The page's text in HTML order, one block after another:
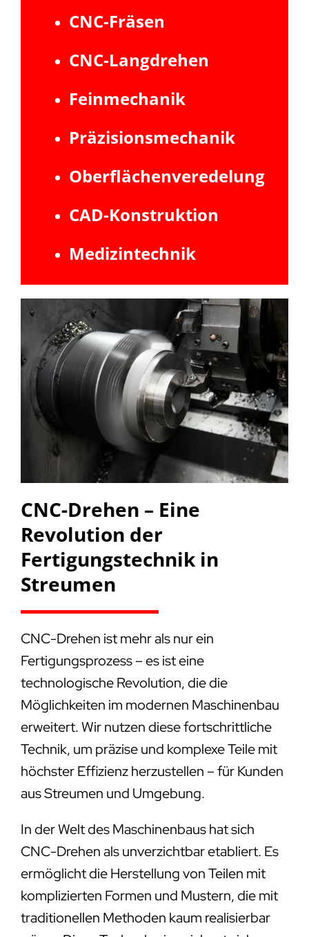
CNC-Fräsen
CNC-Langdrehen
Feinmechanik
Präzisionsmechanik
Oberflächenveredelung
CAD-Konstruktion
Medizintechnik
CNC-Drehen – Eine
Revolution der
Fertigungstechnik in
Streumen
CNC-Drehen ist mehr als nur ein
Fertigungsprozess – es ist eine
technologische Revolution, die die
Möglichkeiten im modernen Maschinenbau
erweitert. Wir nutzen diese fortschrittliche
Technik, um präzise und komplexe Teile mit
höchster Effizienz herzustellen – für Kunden
aus Streumen und Umgebung.
In der Welt des Maschinenbaus hat sich
CNC-Drehen als unverzichtbar etabliert. Es
ermöglicht die Herstellung von Teilen mit
komplizierten Formen und Mustern, die mit
traditionellen Methoden kaum realisierbar